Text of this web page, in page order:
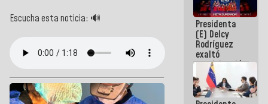
Escucha esta noticia: 🔊 Presidenta
(E) Delcy
Rodríguez
exaltó
participación
de
Venezuela
en Juegos